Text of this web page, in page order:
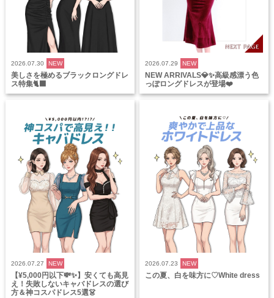
2026.07.30 NEW
美しさを極めるブラックロングドレ
ス特集🐈‍⬛
2026.07.29 NEW
NEW ARRIVALS💎✨高級感漂う色
っぽロングドレスが登場❤️
2026.07.27 NEW
【¥5,000円以下💸✨】安くても高見
え！失敗しないキャバドレスの選び
方＆神コスパドレス5選👗
2026.07.23 NEW
この夏、白を味方に♡White dress